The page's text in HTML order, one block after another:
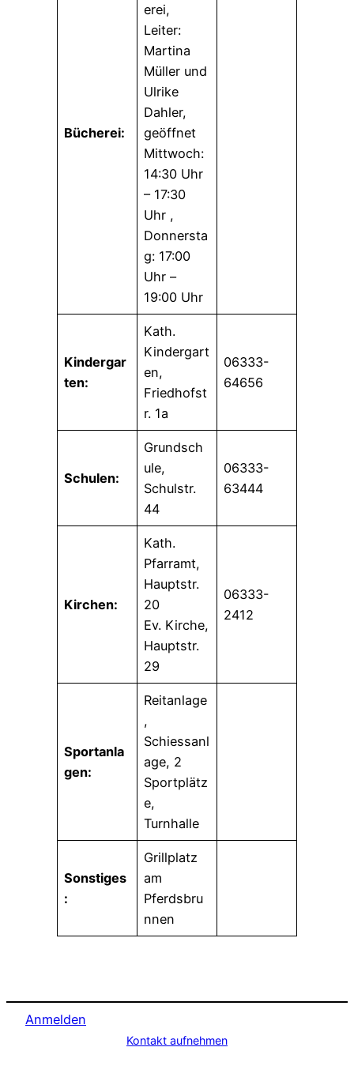
Bücherei:
erei,
Leiter:
Martina
Müller und
Ulrike
Dahler,
geöffnet
Mittwoch:
14:30 Uhr
– 17:30
Uhr ,
Donnersta
g: 17:00
Uhr –
19:00 Uhr
Kindergar
ten:
Kath.
Kindergart
en,
Friedhofst
r. 1a
06333-
64656
Schulen:
Grundsch
ule,
Schulstr.
44
06333-
63444
Kirchen:
Kath.
Pfarramt,
Hauptstr.
20
Ev. Kirche,
Hauptstr.
29
06333-
2412
Sportanla
gen:
Reitanlage
,
Schiessanl
age, 2
Sportplätz
e,
Turnhalle
Sonstiges
:
Grillplatz
am
Pferdsbru
nnen
Anmelden
Kontakt aufnehmen